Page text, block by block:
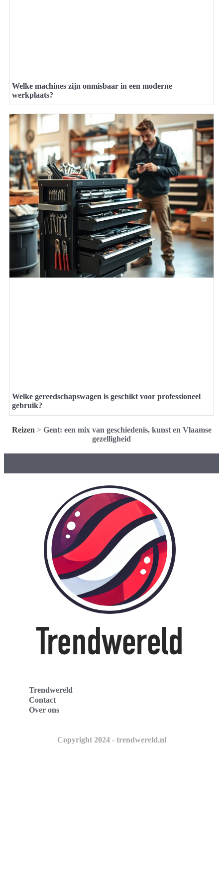
Welke machines zijn onmisbaar in een moderne
werkplaats?
Welke gereedschapswagen is geschikt voor professioneel
gebruik?
Reizen > Gent: een mix van geschiedenis, kunst en Vlaamse
gezelligheid
Trendwereld
Contact
Over ons
Copyright 2024 - trendwereld.nl